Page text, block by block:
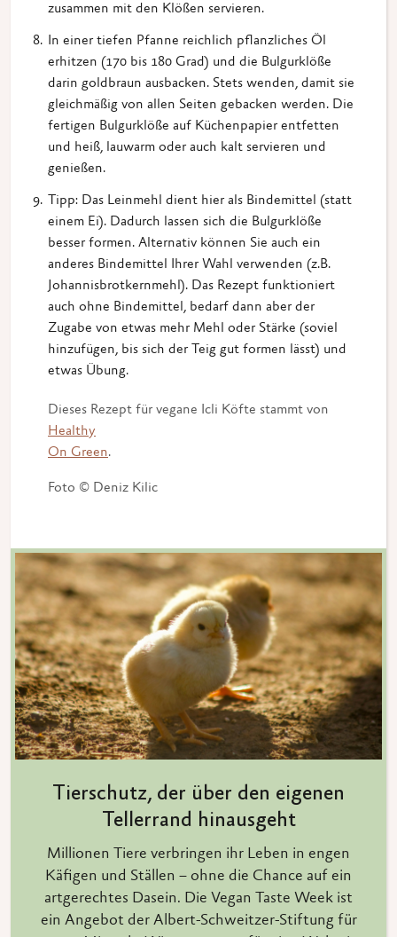
zusammen mit den Klößen servieren.
In einer tiefen Pfanne reichlich pflanzliches Öl
erhitzen (170 bis 180 Grad) und die Bulgurklöße
darin goldbraun ausbacken. Stets wenden, damit sie
gleichmäßig von allen Seiten gebacken werden. Die
fertigen Bulgurklöße auf Küchenpapier entfetten
und heiß, lauwarm oder auch kalt servieren und
genießen.
Tipp: Das Leinmehl dient hier als Bindemittel (statt
einem Ei). Dadurch lassen sich die Bulgurklöße
besser formen. Alternativ können Sie auch ein
anderes Bindemittel Ihrer Wahl verwenden (z.B.
Johannisbrotkernmehl). Das Rezept funktioniert
auch ohne Bindemittel, bedarf dann aber der
Zugabe von etwas mehr Mehl oder Stärke (soviel
hinzufügen, bis sich der Teig gut formen lässt) und
etwas Übung.
Dieses Rezept für vegane Icli Köfte stammt von
Healthy
On Green.
Foto © Deniz Kilic
Tierschutz, der über den eigenen
Tellerrand hinausgeht
Millionen Tiere verbringen ihr Leben in engen
Käfigen und Ställen – ohne die Chance auf ein
artgerechtes Dasein. Die Vegan Taste Week ist
ein Angebot der Albert-Schweitzer-Stiftung für